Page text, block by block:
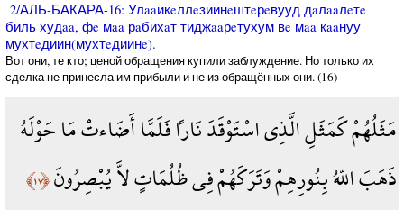
2/АЛЬ-БАКАРА-16: Улaaикeллeзиинeштeрeвууд дaлaaлeтe
биль худaa, фe мaa рaбихaт тиджaaрeтухум вe мaa кaaнуу
мухтeдиин(мухтeдиинe).
Вот они, те кто; ценой обращения купили заблуждение. Но только их
сделка не принесла им прибыли и не из обращённых они. (16)
مَثَلُهُمْ كَمَثَلِ الَّذِي اسْتَوْقَدَ نَاراً فَلَمَّا أَضَاءتْ مَا حَوْلَهُ
ذَهَبَ اللّهُ بِنُورِهِمْ وَتَرَكَهُمْ فِي ظُلُمَاتٍ لاَّ يُبْصِرُونَ﴿١٧﴾